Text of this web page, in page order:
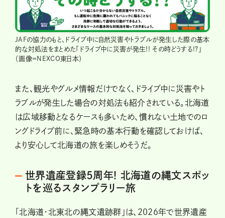
JAFの協力のもと、ドライブ中に自然災害やトラブルが発生した際の基本
的な対処法をまとめた「ドライブ中に災害が発生!! その時どうする!?」
（画像＝NEXCO東日本）
また、観光やグルメ情報だけでなく、ドライブ中に災害やト
ラブルが発生した場合の対処法も紹介されている。北海道
は広域移動となるケースも多いため、慣れない土地でのロ
ングドライブ前に、緊急時の基本行動を確認しておけば、
より安心して北海道の旅を楽しめそうだ。
世界遺産登録5周年! 北海道の縄文スポッ
トを巡るスタンプラリー旅
「北海道・北東北の縄文遺跡群」は、2026年で世界遺産